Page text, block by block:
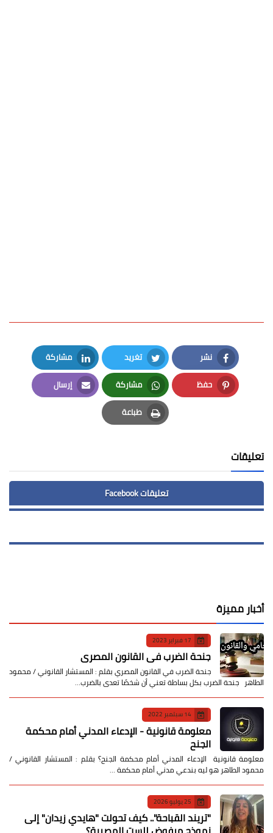
نشر
Facebook
تغريد
Twitter
مشاركة
LinkedIn
حفظ
Pinterest
مشاركة
Whatsapp
إرسال
Email
طباعة
Print
تعليقات
تعليقات Facebook
أخبار مميزة
17 فبراير 2023
جنحة الضرب في القانون المصري
جنحة الضرب في القانون المصري بقلم : المستشار القانوني / محمود
الطاهر جنحة الضرب بكل بساطة تعني أن شخصًا تعدى بالضرب…
14 سبتمبر 2022
معلومة قانونية - الإدعاء المدني أمام محكمة
الجنح
معلومة قانونية الإدعاء المدني أمام محكمة الجنح؟ بقلم : المستشار القانوني /
محمود الطاهر هو ليه بندعي مدني أمام محكمة …
25 يوليو 2026
​"تريند القباحة".. كيف تحولت "هايدي زيدان" إلى